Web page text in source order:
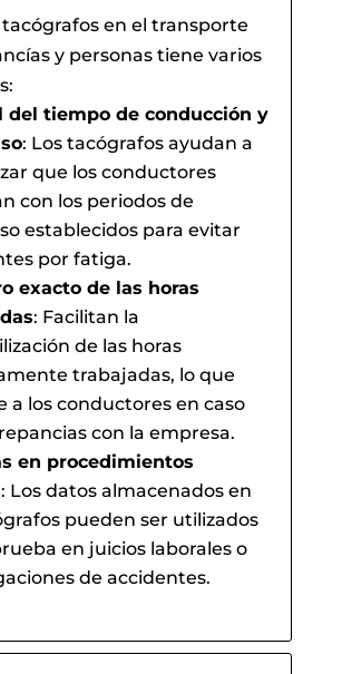
tacógrafos en el transporte
y personas tiene varios
del tiempo de conducción y
: Los tacógrafos ayudan a
que los conductores
con los periodos de
establecidos para evitar
por fatiga.
exacto de las horas
: Facilitan la
de las horas
trabajadas, lo que
a los conductores en caso
con la empresa.
en procedimientos
: Los datos almacenados en
pueden ser utilizados
en juicios laborales o
de accidentes.